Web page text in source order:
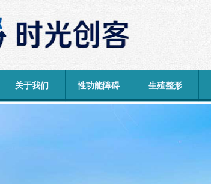
关于我们 性功能障碍 生殖整形